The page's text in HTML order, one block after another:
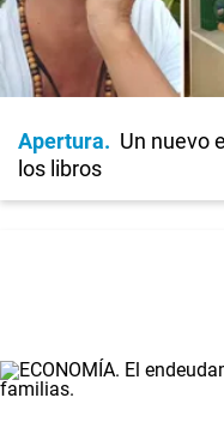
Apertura
Un nuevo
los libros